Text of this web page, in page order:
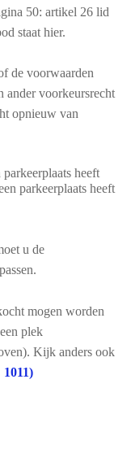
50: artikel 26 lid
staat hier.
de voorwaarden
ander voorkeursrecht
opnieuw van
heeft
parkeerplaats heeft
u de
mogen worden
plek
Kijk anders ook